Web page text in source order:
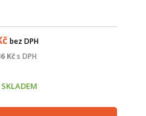
bez DPH
Kč s DPH
SKLADEM